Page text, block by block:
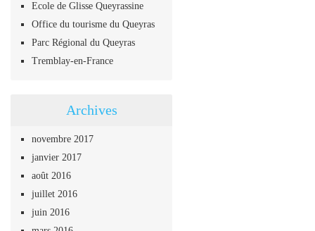
Ecole de Glisse Queyrassine
Office du tourisme du Queyras
Parc Régional du Queyras
Tremblay-en-France
Archives
novembre 2017
janvier 2017
août 2016
juillet 2016
juin 2016